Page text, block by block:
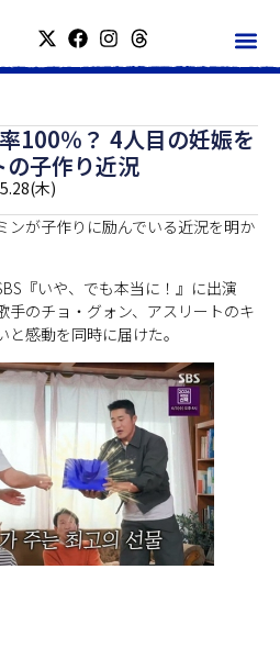
100％？ 4人目の妊娠を
子作り近況
木)
ンが子作りに励んでいる近況を明か
『いや、でも本当に！』に出演
手のチョ・グォン、アスリートのキ
感動を同時に届けた。